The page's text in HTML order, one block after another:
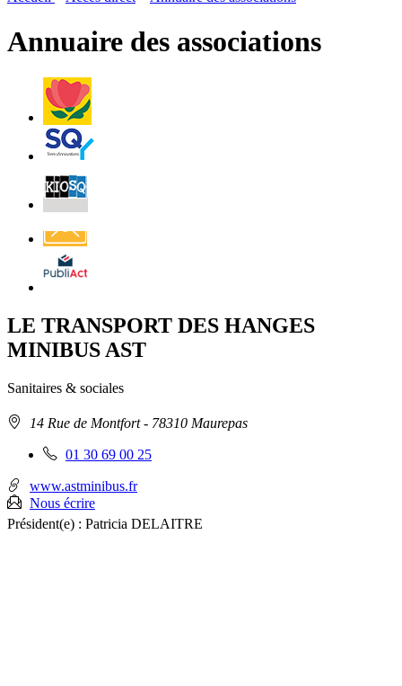
page
Annuaire des associations
Villes
et
Villages
Fleuris
Saint-
Quentin
Billetterie
Affichage
légal
LE TRANSPORT DES HANGES
MINIBUS AST
Sanitaires & sociales
Adresse14 Rue de Montfort- 78310 Maurepas
Téléphone
:
01 30 69 00 25
www.astminibus.fr
Nous écrire
Président(e) : Patricia DELAITRE